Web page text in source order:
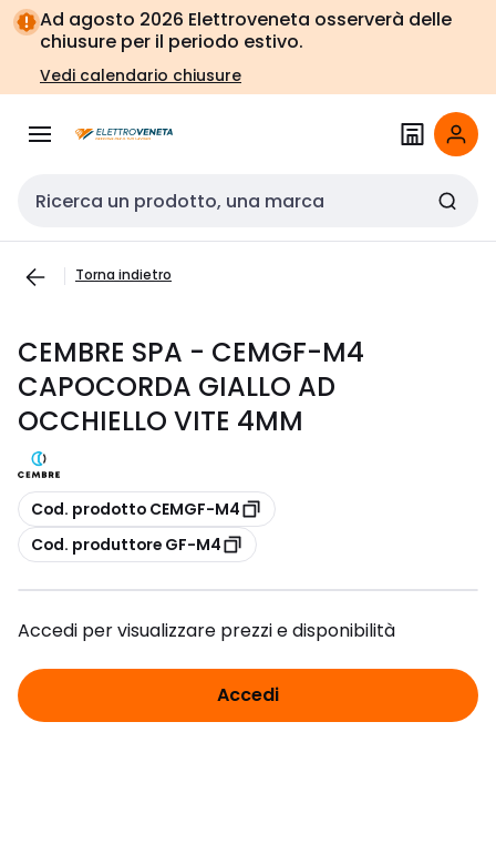
Vai alla
navigazione
Vai
alla
pagina
Ad agosto 2026 Elettroveneta osserverà delle
chiusure per il periodo estivo.
Vedi calendario chiusure
Cerca input
Torna indietro
CEMBRE SPA - CEMGF-M4
CAPOCORDA GIALLO AD
OCCHIELLO VITE 4MM
copia
Cod. prodotto CEMGF-M4
copia
Cod. produttore GF-M4
Accedi per visualizzare prezzi e disponibilità
Accedi